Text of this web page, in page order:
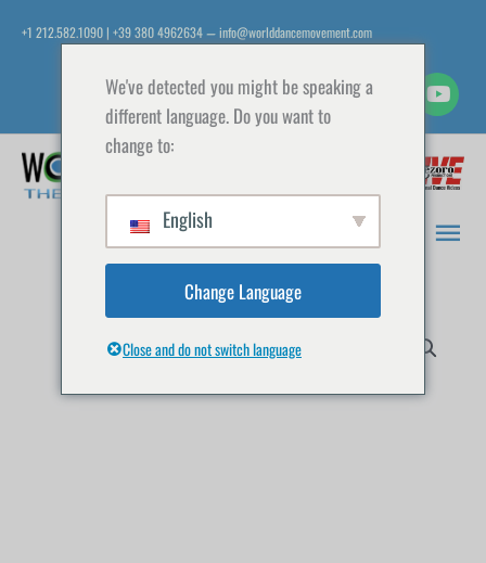
+1 212.582.1090 | +39 380 4962634 — info@worlddancemovement.com
We've detected you might be speaking a
different language. Do you want to
change to:
English
Change Language
Close and do not switch language